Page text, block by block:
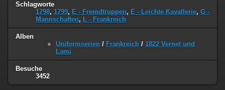
Schlagworte
1798, 1799, E - Fremdtruppen, E - Leichte Kavallerie, G -
Mannschaften, L - Frankreich
Alben
Uniformserien / Frankreich / 1822 Vernet und
Lami
Besuche
3452